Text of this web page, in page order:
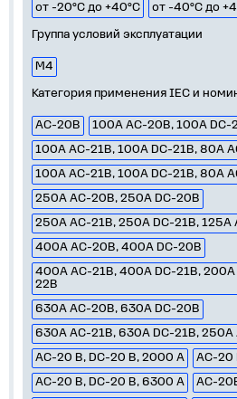
от -20°С до +40°С
от -40°С до
Группа условий эксплуатации
М4
Категория применения IEC и
AC-20B
100A AC-20B, 100A DC-
100A AC-21B, 100A DC-21B, 80A
100A AC-21B, 100A DC-21B, 80A
250A AC-20B, 250A DC-20B
250A AC-21B, 250A DC-21B, 125A
400A AC-20B, 400A DC-20B
400A AC-21B, 400A DC-21B,
22B
630A AC-20B, 630A DC-20B
630A AC-21B, 630A DC-21B, 250A
AC-20 B, DC-20 B, 2000 A
AC-20
AC-20 B, DC-20 B, 6300 A
AC-